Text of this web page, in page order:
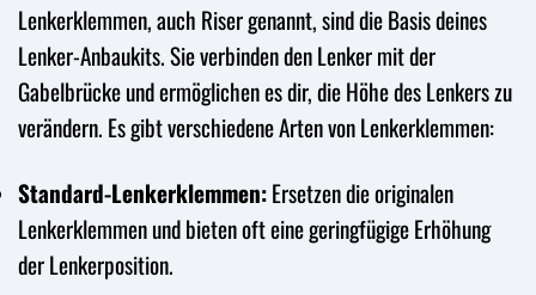
Lenkerklemmen, auch Riser genannt, sind die Basis deines
Lenker-Anbaukits. Sie verbinden den Lenker mit der
Gabelbrücke und ermöglichen es dir, die Höhe des Lenkers zu
verändern. Es gibt verschiedene Arten von Lenkerklemmen:
Standard-Lenkerklemmen:Ersetzen die originalen
Lenkerklemmen und bieten oft eine geringfügige Erhöhung
der Lenkerposition.